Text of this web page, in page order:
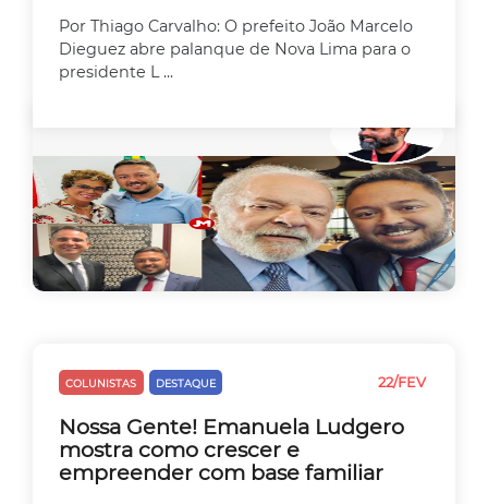
Por Thiago Carvalho: O prefeito João Marcelo
Dieguez abre palanque de Nova Lima para o
presidente L ...
COLUNISTAS DESTAQUE 22/FEV
Nossa Gente! Emanuela Ludgero
mostra como crescer e
empreender com base familiar